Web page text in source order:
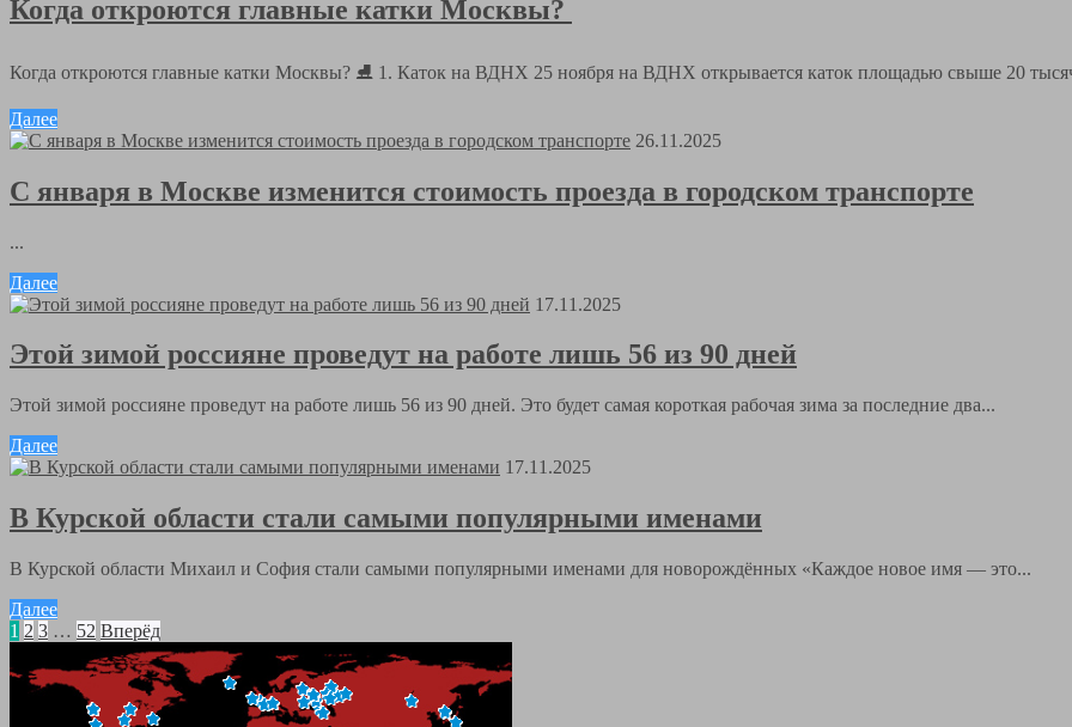
Когда откроются главные катки Москвы?
Когда откроются главные катки Москвы? ⛸ 1. Каток на ВДНХ 25 ноября на ВДНХ открывается каток площадью свыше 20
Далее
26.11.2025
С января в Москве изменится стоимость проезда в городском транспорте
...
Далее
17.11.2025
Этой зимой россияне проведут на работе лишь 56 из 90 дней
Этой зимой россияне проведут на работе лишь 56 из 90 дней. Это будет самая короткая рабочая зима за последние два...
Далее
17.11.2025
В Курской области стали самыми популярными именами
В Курской области Михаил и София стали самыми популярными именами для новорождённых «Каждое новое имя — это...
Далее
1 2 3 … 52 Вперёд